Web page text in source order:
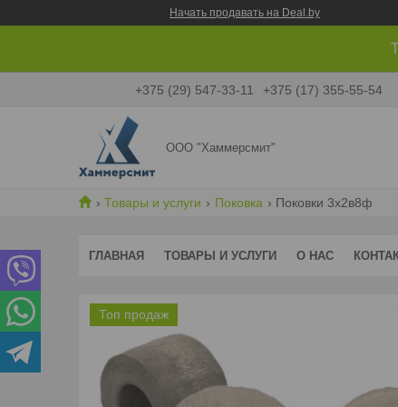
Начать продавать на Deal.by
+375 (29) 547-33-11 +375 (17) 355-55-54
ООО "Хаммерсмит"
Товары и услуги Поковка Поковки 3х2в8ф
ГЛАВНАЯ ТОВАРЫ И УСЛУГИ О НАС
Топ продаж